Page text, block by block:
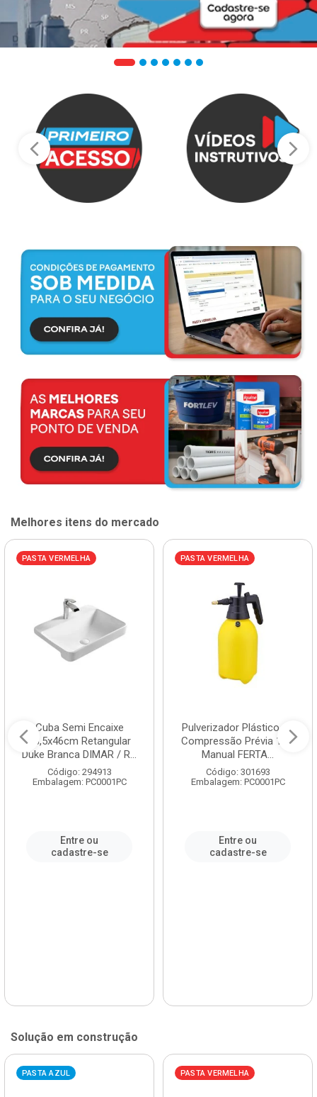
Melhores itens do mercado
PASTA VERMELHA
Cuba Semi Encaixe
58,5x46cm Retangular
Duke Branca DIMAR / R...
Código: 294913
Embalagem: PC0001PC
Entre ou
cadastre-se
PASTA VERMELHA
Pulverizador Plástico de
Compressão Prévia 1,5L
Manual FERTA...
Código: 301693
Embalagem: PC0001PC
Entre ou
cadastre-se
Solução em construção
PASTA AZUL PASTA VERMELHA